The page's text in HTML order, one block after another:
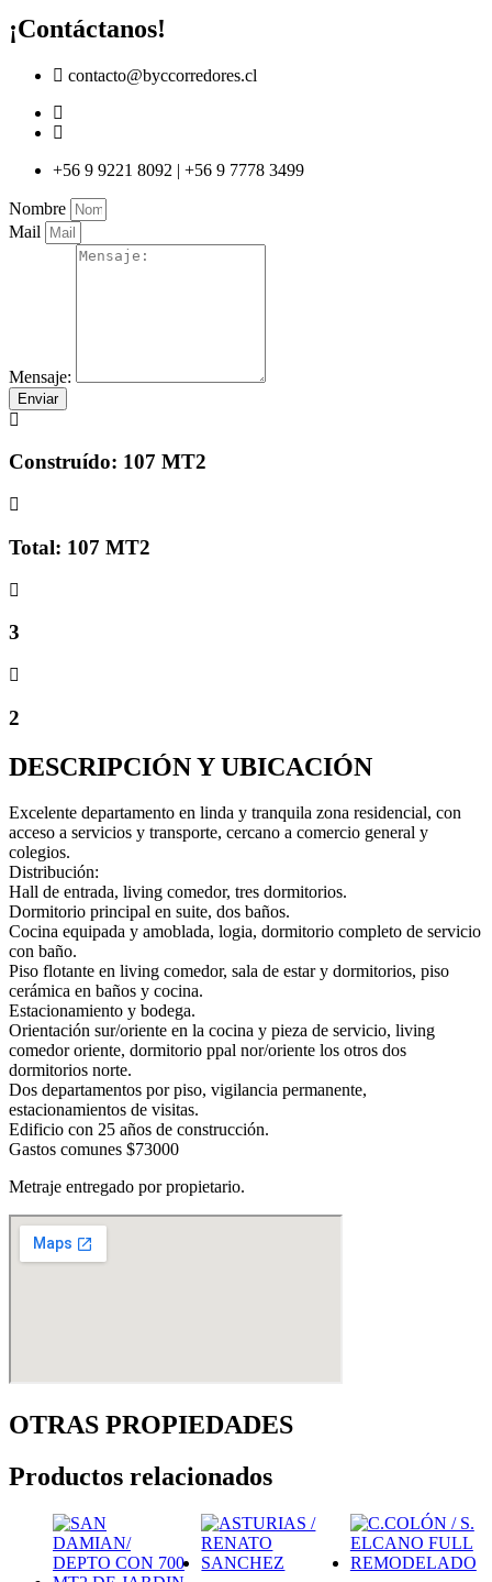
¡Contáctanos!
contacto@byccorredores.cl
+56 9 9221 8092 | +56 9 7778 3499
Nombre
Mail
Mensaje:
Enviar
Construído: 107 MT2
Total: 107 MT2
3
2
DESCRIPCIÓN Y UBICACIÓN
Excelente departamento en linda y tranquila zona residencial, con
acceso a servicios y transporte, cercano a comercio general y
colegios.
Distribución:
Hall de entrada, living comedor, tres dormitorios.
Dormitorio principal en suite, dos baños.
Cocina equipada y amoblada, logia, dormitorio completo de servicio
con baño.
Piso flotante en living comedor, sala de estar y dormitorios, piso
cerámica en baños y cocina.
Estacionamiento y bodega.
Orientación sur/oriente en la cocina y pieza de servicio, living
comedor oriente, dormitorio ppal nor/oriente los otros dos
dormitorios norte.
Dos departamentos por piso, vigilancia permanente,
estacionamientos de visitas.
Edificio con 25 años de construcción.
Gastos comunes $73000
Metraje entregado por propietario.
OTRAS PROPIEDADES
Productos relacionados